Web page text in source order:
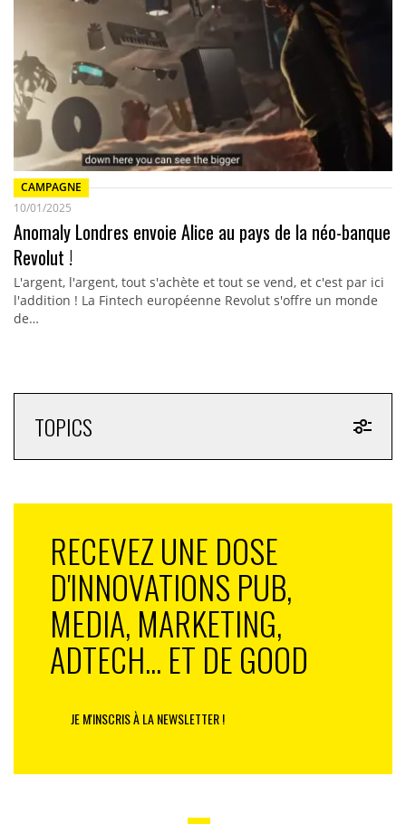
CAMPAGNE
10/01/2025
Anomaly Londres envoie Alice au pays de la néo-banque
Revolut !
L'argent, l'argent, tout s'achète et tout se vend, et c'est par ici
l'addition ! La Fintech européenne Revolut s'offre un monde
de…
TOPICS
RECEVEZ UNE DOSE
D'INNOVATIONS PUB,
MEDIA, MARKETING,
ADTECH... ET DE GOOD
JE M'INSCRIS À LA NEWSLETTER !